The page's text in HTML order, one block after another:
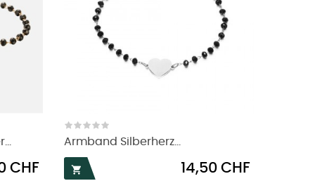
CHF
Armband Silberherz...

Preis
14,50 CHF